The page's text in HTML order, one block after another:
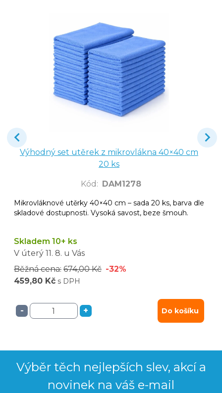
Výhodný set utěrek z mikrovlákna 40×40 cm
20 ks
Kód : DAM1278
Mikrovláknové utěrky 40×40 cm – sada 20 ks, barva dle
skladové dostupnosti. Vysoká savost, beze šmouh.
Skladem 10+ ks
V úterý 11. 8. u Vás
Běžná cena: 674,00 Kč -32%
459,80 Kč s DPH
- + Do košíku
Výběr těch nejlepších slev, akcí a
novinek na váš e-mail